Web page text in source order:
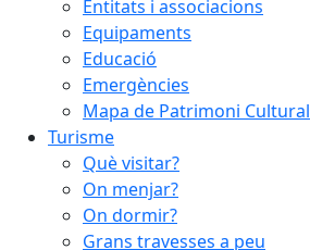
Entitats i associacions
Equipaments
Educació
Emergències
Mapa de Patrimoni Cultural
Turisme
Què visitar?
On menjar?
On dormir?
Grans travesses a peu